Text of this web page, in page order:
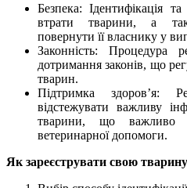
Безпека: Ідентифікація
втрати тварини, а
повернути її власнику у
Законність: Процедура
дотримання законів, що
тварин.
Підтримка здоров’я:
відстежувати важливу
тварини, що важливо
ветеринарної допомоги.
Як зареєструвати свою тварину